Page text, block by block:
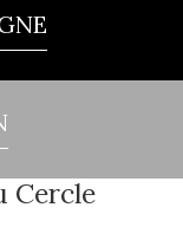
Cercle